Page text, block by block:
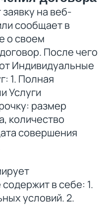
заявку на веб-
сообщает в
о своем
После чего
Индивидуальные
1. Полная
Услуги
размер
количество
совершения
в себе: 1.
условий. 2.